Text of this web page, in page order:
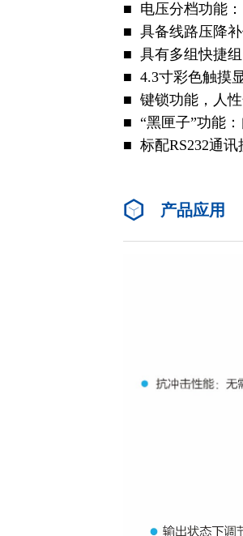
■ 电压分档功能：
■ 具备线路压降补
■ 具有多组快捷组
■ 4.3寸彩色触摸
■ 键锁功能，人性
■ “黑匣子”功能
■ 标配RS232通讯
产品应用